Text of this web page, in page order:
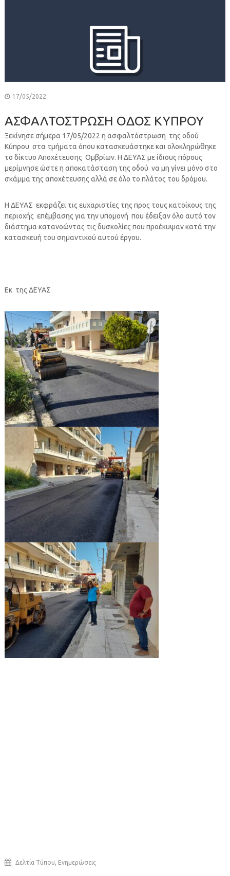
17/05/2022
ΑΣΦΑΛΤΟΣΤΡΩΣΗ ΟΔΟΣ ΚΥΠΡΟΥ
Ξεκίνησε σήμερα 17/05/2022 η ασφαλτόστρωση της οδού
Κύπρου στα τμήματα όπου κατασκευάστηκε και ολοκληρώθηκε
το δίκτυο Αποχέτευσης Ομβρίων. Η ΔΕΥΑΣ με ίδιους πόρους
μερίμνησε ώστε η αποκατάσταση της οδού να μη γίνει μόνο στο
σκάμμα της αποχέτευσης αλλά σε όλο το πλάτος του δρόμου.
Η ΔΕΥΑΣ εκφράζει τις ευχαριστίες της προς τους κατοίκους της
περιοχής επέμβασης για την υπομονή που έδειξαν όλο αυτό τον
διάστημα κατανοώντας τις δυσκολίες που προέκυψαν κατά την
κατασκευή του σημαντικού αυτού έργου.
Εκ της ΔΕΥΑΣ
Δελτία Τύπου, Ενημερώσεις